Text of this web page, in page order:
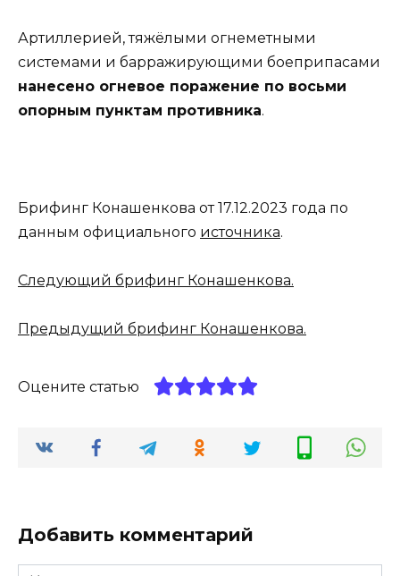
Артиллерией, тяжёлыми огнеметными
системами и барражирующими боеприпасами
нанесено огневое поражение по восьми
опорным пунктам противника.
Брифинг Конашенкова от 17.12.2023 года по
данным официального источника.
Следующий брифинг Конашенкова.
Предыдущий брифинг Конашенкова.
Оцените статью
Добавить комментарий